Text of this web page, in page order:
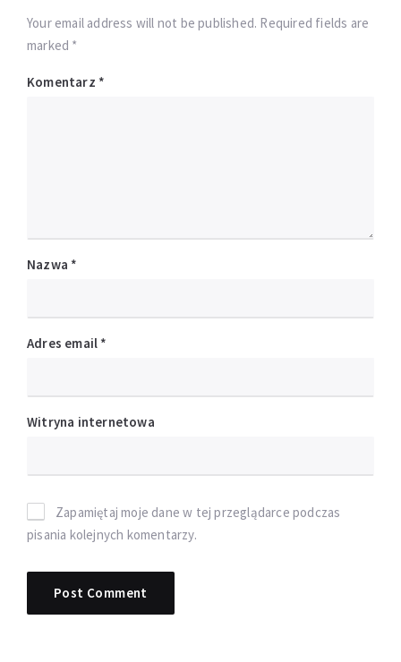
Your email address will not be published. Required fields are
marked *
Komentarz *
Nazwa *
Adres email *
Witryna internetowa
Zapamiętaj moje dane w tej przeglądarce podczas
pisania kolejnych komentarzy.